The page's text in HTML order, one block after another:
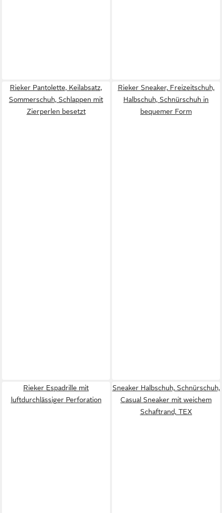
Rieker Pantolette, Keilabsatz,
Sommerschuh, Schlappen mit
Zierperlen besetzt
Rieker Sneaker, Freizeitschuh,
Halbschuh, Schnürschuh in
bequemer Form
Rieker Espadrille mit
luftdurchlässiger Perforation
Sneaker Halbschuh, Schnürschuh,
Casual Sneaker mit weichem
Schaftrand, TEX